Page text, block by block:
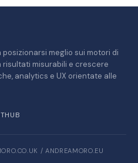
meglio sui motori di
misurabili e crescere
analytics e UX orientate alle
/ ANDREAMORO.EU